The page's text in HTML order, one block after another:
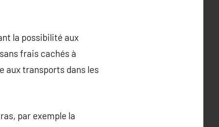
la possibilité aux
frais cachés à
aux transports dans les
par exemple la